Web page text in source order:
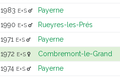
1983 E+S
Payerne
1990 E+S
Rueyres-les-Prés
1971 E+S
Payerne
1972 E+S
Combremont-le-Grand
1974 E+S
Payerne